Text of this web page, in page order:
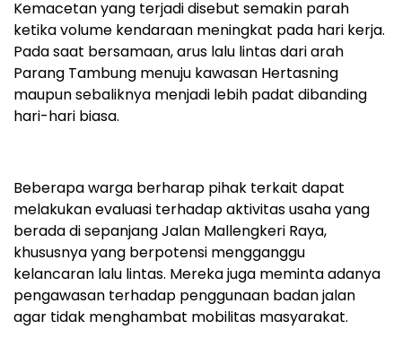
Kemacetan yang terjadi disebut semakin parah
ketika volume kendaraan meningkat pada hari kerja.
Pada saat bersamaan, arus lalu lintas dari arah
Parang Tambung menuju kawasan Hertasning
maupun sebaliknya menjadi lebih padat dibanding
hari-hari biasa.
Beberapa warga berharap pihak terkait dapat
melakukan evaluasi terhadap aktivitas usaha yang
berada di sepanjang Jalan Mallengkeri Raya,
khususnya yang berpotensi mengganggu
kelancaran lalu lintas. Mereka juga meminta adanya
pengawasan terhadap penggunaan badan jalan
agar tidak menghambat mobilitas masyarakat.